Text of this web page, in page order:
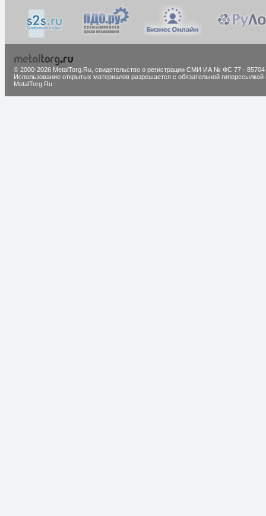
© 2000-2026 MetalTorg.Ru, cвидетельство о регистрации СМИ ИА № ФС 77 - 85704
Использование открытых материалов разрешается с обязательной гиперссылкой
MetalTorg.Ru